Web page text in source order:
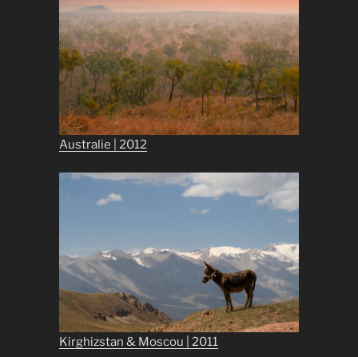
Australie | 2012
Kirghizstan & Moscou | 2011